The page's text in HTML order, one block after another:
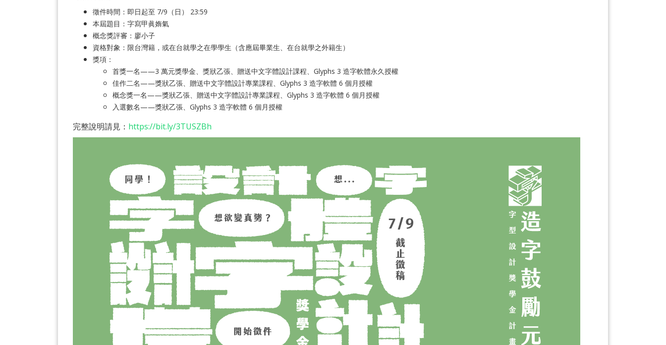
徵件時間：即日起至 7/9（日） 23:59
本屆題目：字寫甲眞媠氣
概念獎評審：廖小子
資格對象：限台灣籍，或在台就學之在學學生（含應屆畢業生、在台就學之外籍生）
獎項：
首獎一名——3 萬元獎學金、獎狀乙張、贈送中文字體設計課程、Glyphs 3 造字軟體永久授權
佳作二名——獎狀乙張、贈送中文字體設計專業課程、Glyphs 3 造字軟體 6 個月授權
概念獎一名——獎狀乙張、贈送中文字體設計專業課程、Glyphs 3 造字軟體 6 個月授權
入選數名——獎狀乙張、Glyphs 3 造字軟體 6 個月授權
完整說明請見： https://bit.ly/3TUSZBh